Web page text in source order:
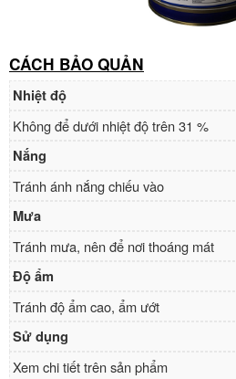
CÁCH BẢO QUẢN
Nhiệt độ
Không để dưới nhiệt độ trên 31 %
Nắng
Tránh ánh nắng chiếu vào
Mưa
Tránh mưa, nên để nơi thoáng mát
Độ ẩm
Tránh độ ẩm cao, ẩm ướt
Sử dụng
Xem chi tiết trên sản phẩm